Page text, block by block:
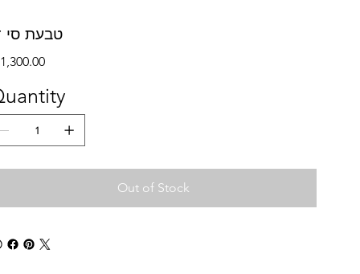
טבעת סי
Out of Stock